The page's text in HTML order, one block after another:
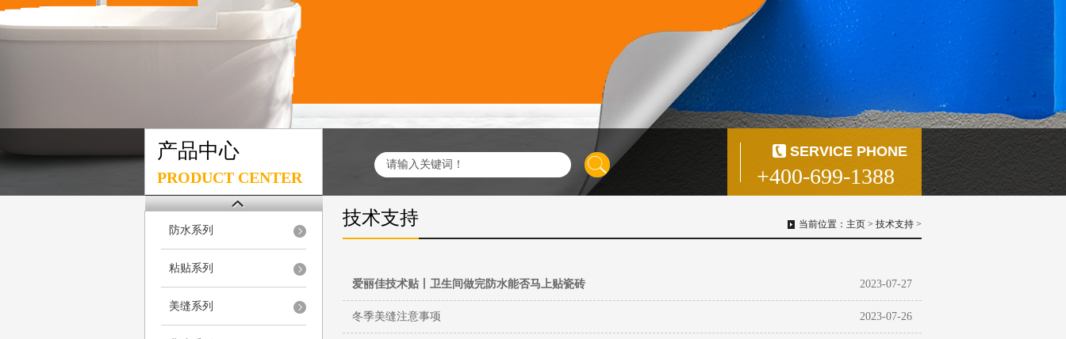
产品中心
PRODUCT CENTER
SERVICE PHONE
+400-699-1388
防水系列
粘贴系列
美缝系列
技术支持 当前位置： 主页 > 技术支持 >
爱丽佳技术贴丨卫生间做完防水能否马上贴瓷砖 2023-07-27
冬季美缝注意事项 2023-07-26